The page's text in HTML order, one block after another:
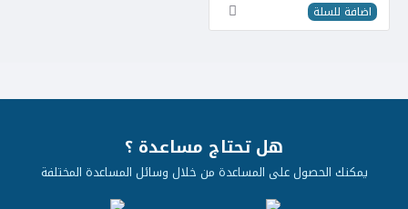
اضافة للسلة
هل تحتاج مساعدة ؟
يمكنك الحصول على المساعدة من خلال وسائل المساعدة المختلفة